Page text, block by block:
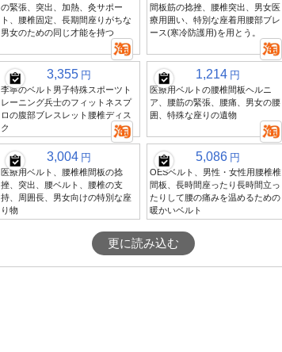
の緊張、突出、加熱、灸サポー
ト、腰椎固定、長期間座りがちな
男女のための同じ才能を持つ
間板筋の捻挫、腰椎突出、男女医
療用囲い、特別な座着用腰部ブレ
ース(寒冷防護用)を用とう。
3,355 円
李寧のベルト男子特殊スポーツト
レーニング兵士のフィットネスプ
ロの腹部ブレスレット腰椎ディス
ク
1,214 円
医療用ベルトの腰椎間板ヘルニ
ア、腰筋の緊張、腰痛、男女の腰
囲、特殊な座りの遺物
3,004 円
医療用ベルト、腰椎椎間板の捻
挫、突出、腰ベルト、腰椎の支
持、周囲長、男女向けの特別な座
り物
5,086 円
OESベルト、男性・女性用腰椎椎
間板、長時間座ったり長時間立っ
たりして腰の痛みを温めるための
暖かいベルト
更に読み込む